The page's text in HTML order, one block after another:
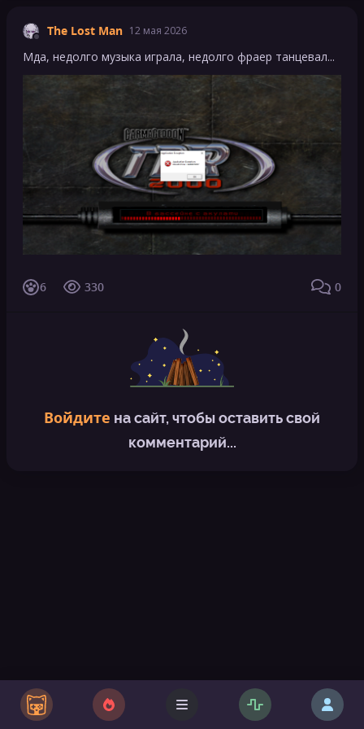
The Lost Man 12 мая 2026
Мда, недолго музыка играла, недолго фраер танцевал...
6 330 0
Войдите на сайт, чтобы оставить свой
комментарий...